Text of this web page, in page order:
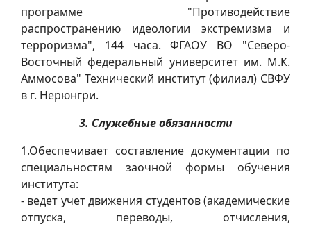
программе "Противодействие
распространению идеологии экстремизма и
терроризма", 144 часа. ФГАОУ ВО "Северо-
Восточный федеральный университет им. М.К.
Аммосова" Технический институт (филиал) СВФУ
в г. Нерюнгри.
3. Служебные обязанности
1.Обеспечивает составление документации по
специальностям заочной формы обучения
института:
- ведет учет движения студентов (академические
отпуска, переводы, отчисления,